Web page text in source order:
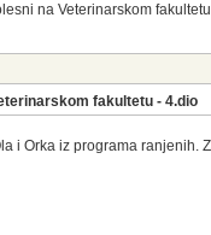
na Veterinarskom
fakultetu - 4.dio
i Orka iz programa